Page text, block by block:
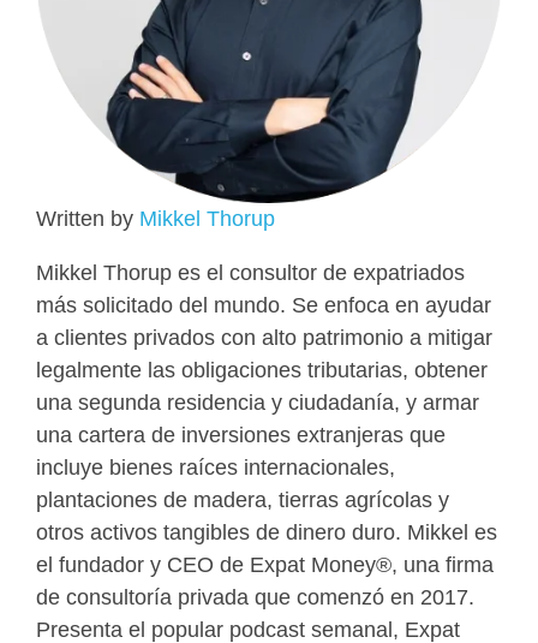
Written by Mikkel Thorup
Mikkel Thorup es el consultor de expatriados
más solicitado del mundo. Se enfoca en ayudar
a clientes privados con alto patrimonio a mitigar
legalmente las obligaciones tributarias, obtener
una segunda residencia y ciudadanía, y armar
una cartera de inversiones extranjeras que
incluye bienes raíces internacionales,
plantaciones de madera, tierras agrícolas y
otros activos tangibles de dinero duro. Mikkel es
el fundador y CEO de Expat Money®, una firma
de consultoría privada que comenzó en 2017.
Presenta el popular podcast semanal, Expat